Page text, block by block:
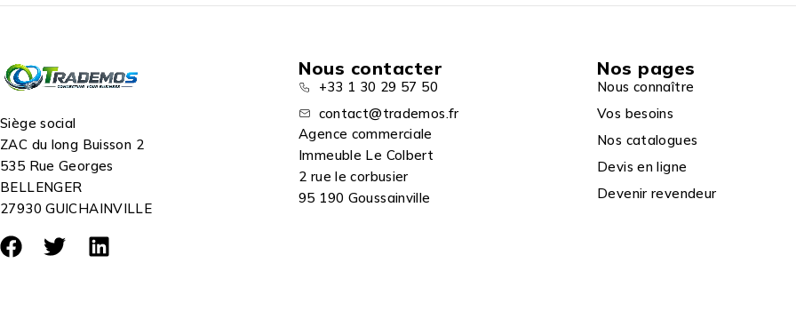
Siège social
ZAC du long Buisson 2
535 Rue Georges
BELLENGER
27930 GUICHAINVILLE
Nous contacter
+33 1 30 29 57 50
contact@trademos.fr
Agence commerciale
Immeuble Le Colbert
2 rue le corbusier
95 190 Goussainville
Nos pages
Nous connaître
Vos besoins
Nos catalogues
Devis en ligne
Devenir revendeur